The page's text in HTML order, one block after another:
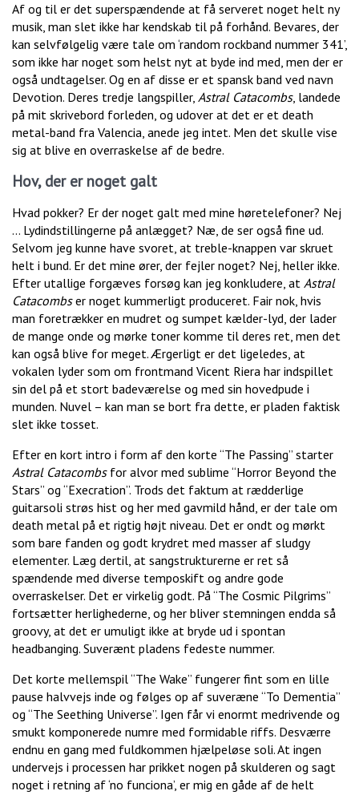
Af og til er det superspændende at få serveret noget helt ny
musik, man slet ikke har kendskab til på forhånd. Bevares, der
kan selvfølgelig være tale om ‘random rockband nummer 341’,
som ikke har noget som helst nyt at byde ind med, men der er
også undtagelser. Og en af disse er et spansk band ved navn
Devotion. Deres tredje langspiller, Astral Catacombs, landede
på mit skrivebord forleden, og udover at det er et death
metal-band fra Valencia, anede jeg intet. Men det skulle vise
sig at blive en overraskelse af de bedre.
Hov, der er noget galt
Hvad pokker? Er der noget galt med mine høretelefoner? Nej
… Lydindstillingerne på anlægget? Næ, de ser også fine ud.
Selvom jeg kunne have svoret, at treble-knappen var skruet
helt i bund. Er det mine ører, der fejler noget? Nej, heller ikke.
Efter utallige forgæves forsøg kan jeg konkludere, at Astral
Catacombser noget kummerligt produceret. Fair nok, hvis
man foretrækker en mudret og sumpet kælder-lyd, der lader
de mange onde og mørke toner komme til deres ret, men det
kan også blive for meget. Ærgerligt er det ligeledes, at
vokalen lyder som om frontmand Vicent Riera har indspillet
sin del på et stort badeværelse og med sin hovedpude i
munden. Nuvel – kan man se bort fra dette, er pladen faktisk
slet ikke tosset.
Efter en kort intro i form af den korte “The Passing” starter
Astral Catacombsfor alvor med sublime “Horror Beyond the
Stars” og “Execration”. Trods det faktum at rædderlige
guitarsoli strøs hist og her med gavmild hånd, er der tale om
death metal på et rigtig højt niveau. Det er ondt og mørkt
som bare fanden og godt krydret med masser af sludgy
elementer. Læg dertil, at sangstrukturerne er ret så
spændende med diverse temposkift og andre gode
overraskelser. Det er virkelig godt. På “The Cosmic Pilgrims”
fortsætter herlighederne, og her bliver stemningen endda så
groovy, at det er umuligt ikke at bryde ud i spontan
headbanging. Suverænt pladens fedeste nummer.
Det korte mellemspil “The Wake” fungerer fint som en lille
pause halvvejs inde og følges op af suveræne “To Dementia”
og “The Seething Universe”. Igen får vi enormt medrivende og
smukt komponerede numre med formidable riffs. Desværre
endnu en gang med fuldkommen hjælpeløse soli. At ingen
undervejs i processen har prikket nogen på skulderen og sagt
noget i retning af ‘no funciona’, er mig en gåde af de helt